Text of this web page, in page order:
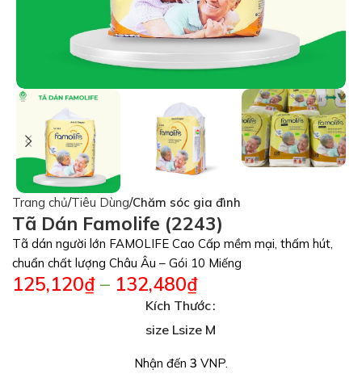
Trang chủ Tiêu Dùng Chăm sóc gia đình
Tã Dán Famolife (2243)
Tã dán người lớn FAMOLIFE Cao Cấp mềm mại, thấm hút,
chuẩn chất lượng Châu Âu – Gói 10 Miếng
125,120₫ – 132,480₫
Kích Thước
size Lsize M
Nhận đến 3 VNP.